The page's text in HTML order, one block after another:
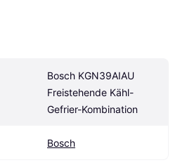
Bosch KGN39AIAU
Freistehende Kähl-
Gefrier-Kombination
Bosch